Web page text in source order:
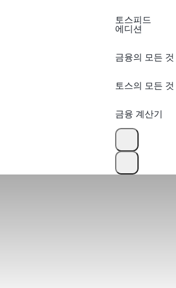
토스피드
에디션
금융의 모든 것
토스의 모든 것
금융 계산기